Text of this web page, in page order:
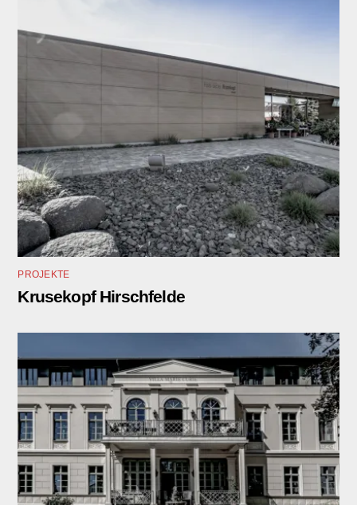
PROJEKTE
Krusekopf Hirschfelde